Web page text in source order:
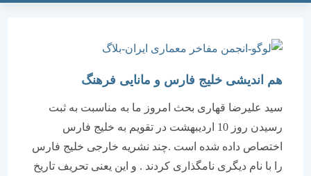
هم اندیشی خلیج فارس و مانایی فرهنگ
سید علیرضا قهاری بحث امروز ما به مناسبت به ثبت
رسیدن روز 10 اردیبهشت در تقویم به خلیج فارس
اختصاص داده شده است .چند نشریه خارجی خلیج فارس
را با نام دیگری نامگذاری کردند . و این یعنی تحریف تاریخ